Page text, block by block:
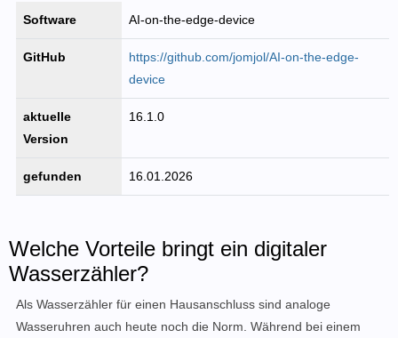
Software AI-on-the-edge-device
GitHub
https://github.com/jomjol/AI-on-the-edge-
device
aktuelle
Version
16.1.0
gefunden 16.01.2026
Welche Vorteile bringt ein digitaler
Wasserzähler?
Als Wasserzähler für einen Hausanschluss sind analoge
Wasseruhren auch heute noch die Norm. Während bei einem